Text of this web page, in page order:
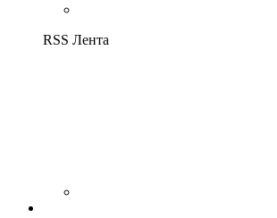
RSS Лента